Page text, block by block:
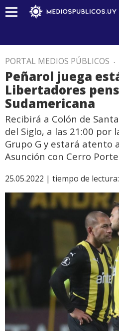
PORTAL MEDIOS PÚBLICOS .
Peñarol juega
Libertadores
Sudamericana
Recibirá a Colón de
del Siglo, a las 21:00 por
Grupo G y estará atento
Asunción con Cerro
25.05.2022 | tiempo de lectura: